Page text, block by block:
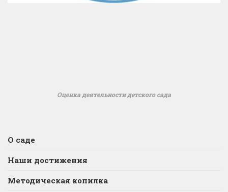
Оценка деятельности детского сада
О саде
Наши достижения
Методическая копилка